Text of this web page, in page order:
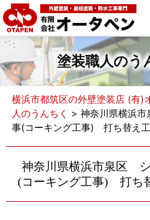
塗装職人のう
横浜市都筑区の外壁塗装店 (有)
人のうんちく > 神奈川県横浜
事(コーキング工事) 打ち替え
神奈川県横浜市泉区
(コーキング工事) 打ち